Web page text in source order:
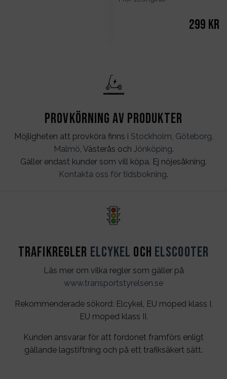
299 kr
Provkörning av produkter
Möjligheten att provköra finns i Stockholm, Göteborg,
Malmö, Västerås och Jönköping.
Gäller endast kunder som vill köpa. Ej nöjesåkning.
Kontakta oss för tidsbokning.
Trafikregler Elcykel och Elscooter
Läs mer om vilka regler som gäller på
www.transportstyrelsen.se
Rekommenderade sökord: Elcykel, EU moped klass I,
EU moped klass II.
Kunden ansvarar för att fordonet framförs enligt
gällande lagstiftning och på ett trafiksäkert sätt.